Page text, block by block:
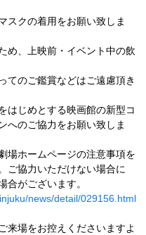
スクの着用をお願い致しま
め、上映前・イベント中の飲
てのご鑑賞などはご遠慮頂き
はじめとする映画館の新型コ
へのご協力をお願い致しま
場ホームページの注意事項を
ご協力いただけない場合に
合がございます。
news/detail/029156.html
来場をお控えくださいますよ